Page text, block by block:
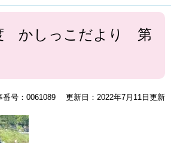
かしっこだより 第
番号：0061089 更新日：2022年7月11日更新